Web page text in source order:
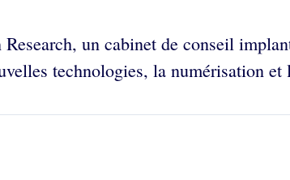
un cabinet de conseil
technologies, la numérisation et